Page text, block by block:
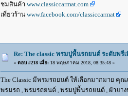
ชมสินค้า www.classiccarmat.com
เที่ยวร้าน www.facebook.com/classiccarmat
Re: The classic พรมปูพื้นรถยนต์ ระดับพรี
« ตอบ #218 เมื่อ:18 พฤษภาคม 2018, 08:35:48 »
The Classic มีพรมรถยนต์ ให้เลือกมากมาย คุ
พรมรถ , พรมรถยนต์ , พรมปูพื้นรถยนต์ , ผ้ายา